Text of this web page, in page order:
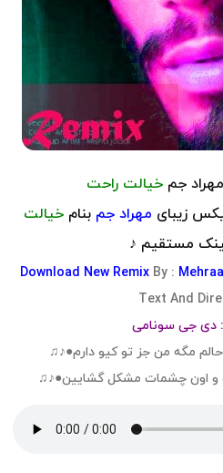
مهراد جم خیالت راحت
زیبای مهراد جم بنامخیالت
مستقیم ♪
Download New RemixBy :
Text And
دی جی سونامی
مگه من جز تو کیو دارم●♪♫
و اون چشمات مشکل گشایین●♪♫